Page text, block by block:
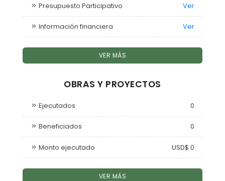
Presupuesto Participativo Ver
Información financiera Ver
VER MÁS
OBRAS Y PROYECTOS
Ejecutados 0
Beneficiados 0
Monto ejecutado USD$ 0
VER MÁS